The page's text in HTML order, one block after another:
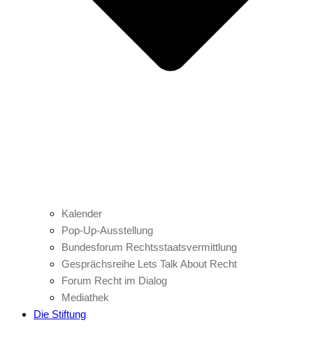
Kalender
Pop-Up-Ausstellung
Bundesforum Rechtsstaatsvermittlung
Gesprächsreihe Lets Talk About Recht
Forum Recht im Dialog
Mediathek
Die Stiftung